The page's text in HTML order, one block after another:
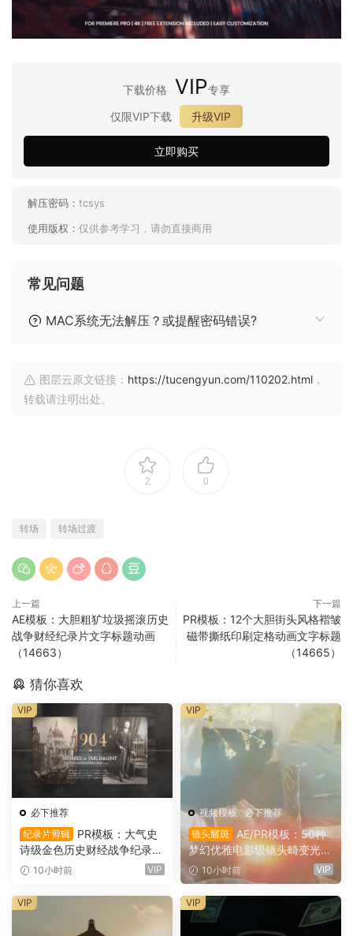
下载价格 VIP专享
仅限VIP下载
升级VIP
立即购买
解压密码： tcsys
使用版权： 仅供参考学习，请勿直接商用
常见问题
MAC系统无法解压？或提醒密码错误?
图层云原文链接： https://tucengyun.com/110202.html ，
转载请注明出处。
2 0
转场 转场过渡
上一篇
AE模板：大胆粗犷垃圾摇滚历史
战争财经纪录片文字标题动画
（14663）
下一篇
PR模板：12个大胆街头风格褶皱
磁带撕纸印刷定格动画文字标题
（14665）
猜你喜欢
必下推荐
纪录片剪辑
PR模板：大气史
诗级金色历史财经战争纪录片
时间线开场片头（16146）
10小时前 VIP
VIP
视频模板· 必下推荐
镜头耀斑
AE/PR模板：50种
梦幻优雅电影级镜头畸变光学
镜头耀斑折射漏光4K婚礼、
音乐、剪辑转场叠加模板（16
145）
10小时前 VIP
VIP
VIP VIP